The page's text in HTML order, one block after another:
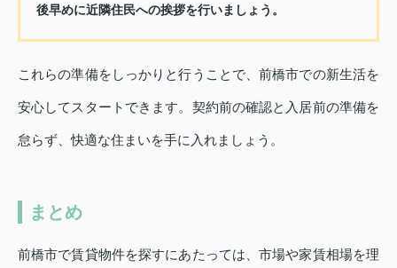
後早めに近隣住民への挨拶を行いましょう。
これらの準備をしっかりと行うことで、前橋市での新生活を
安心してスタートできます。契約前の確認と入居前の準備を
怠らず、快適な住まいを手に入れましょう。
まとめ
前橋市で賃貸物件を探すにあたっては、市場や家賃相場を理